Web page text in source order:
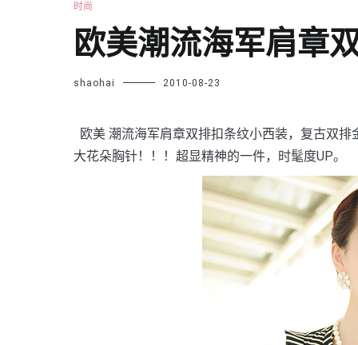
时尚
欧美潮流海军肩章
shaohai 2010-08-23
欧美 潮流海军肩章双排扣条纹小西装，复古双
大花朵胸针！！！超显精神的一件，时髦度UP。